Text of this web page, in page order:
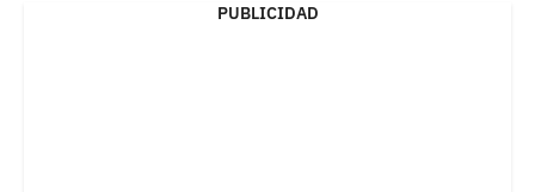
PUBLICIDAD